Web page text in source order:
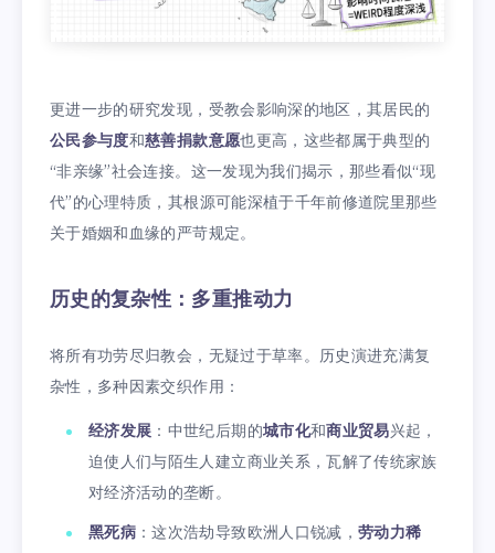
更进一步的研究发现，受教会影响深的地区，其居民的
公民参与度和慈善捐款意愿也更高，这些都属于典型的
“非亲缘”社会连接。这一发现为我们揭示，那些看似“现
代”的心理特质，其根源可能深植于千年前修道院里那些
关于婚姻和血缘的严苛规定。
历史的复杂性：多重推动力
将所有功劳尽归教会，无疑过于草率。历史演进充满复
杂性，多种因素交织作用：
经济发展 ：中世纪后期的城市化和商业贸易兴起，
迫使人们与陌生人建立商业关系，瓦解了传统家族
对经济活动的垄断。
黑死病 ：这次浩劫导致欧洲人口锐减， 劳动力稀